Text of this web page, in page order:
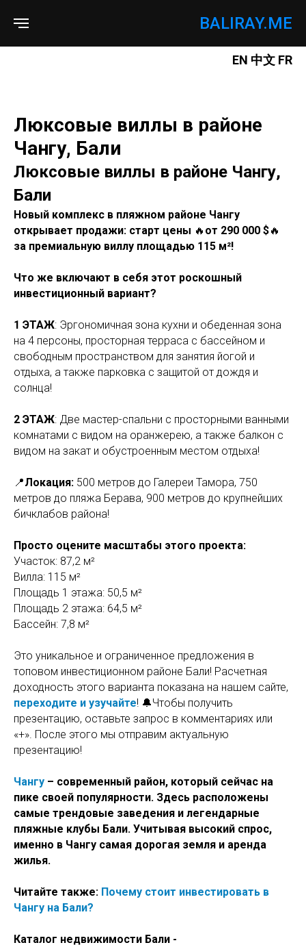
BALIRAY.ME
EN 中文 FR
Люксовые виллы в районе
Чангу, Бали
Люксовые виллы в районе Чангу,
Бали
Новый комплекс в пляжном районе Чангу
открывает продажи: старт цены 🔥 от 290 000 $🔥
за премиальную виллу площадью 115 м²!
Что же включают в себя этот роскошный
инвестиционный вариант?
1 ЭТАЖ: Эргономичная зона кухни и обеденная зона
на 4 персоны, просторная терраса с бассейном и
свободным пространством для занятия йогой и
отдыха, а также парковка с защитой от дождя и
солнца!
2 ЭТАЖ: Две мастер-спальни с просторными ванными
комнатами с видом на оранжерею, а также балкон с
видом на закат и обустроенным местом отдыха!
📍Локация: 500 метров до Галереи Тамора, 750
метров до пляжа Берава, 900 метров до крупнейших
бичклабов района!
Просто оцените масштабы этого проекта:
Участок: 87,2 м²
Вилла: 115 м²
Площадь 1 этажа: 50,5 м²
Площадь 2 этажа: 64,5 м²
Бассейн: 7,8 м²
Это уникальное и ограниченное предложения в
топовом инвестиционном районе Бали! Расчетная
доходность этого варианта показана на нашем сайте,
переходите и узучайте! 🔔Чтобы получить
презентацию, оставьте запрос в комментариях или
«+». После этого мы отправим актуальную
презентацию!
Чангу – современный район, который сейчас на
пике своей популярности. Здесь расположены
самые трендовые заведения и легендарные
пляжные клубы Бали. Учитывая высокий спрос,
именно в Чангу самая дорогая земля и аренда
жилья.
Читайте также: Почему стоит инвестировать в
Чангу на Бали?
Каталог недвижимости Бали -